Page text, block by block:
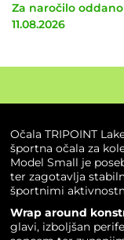
Za naročilo
11.08.2026
Očala TRIPOINT
športna očala za
Model Small je
ter zagotavlja
športnimi
Wrap around
glavi, izboljšan